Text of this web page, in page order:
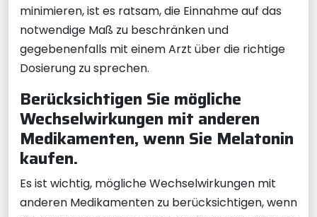
minimieren, ist es ratsam, die Einnahme auf das
notwendige Maß zu beschränken und
gegebenenfalls mit einem Arzt über die richtige
Dosierung zu sprechen.
Berücksichtigen Sie mögliche
Wechselwirkungen mit anderen
Medikamenten, wenn Sie Melatonin
kaufen.
Es ist wichtig, mögliche Wechselwirkungen mit
anderen Medikamenten zu berücksichtigen, wenn